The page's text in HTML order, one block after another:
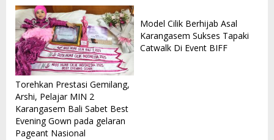
Torehkan Prestasi Gemilang,
Arshi, Pelajar MIN 2
Karangasem Bali Sabet Best
Evening Gown pada gelaran
Pageant Nasional
Model Cilik Berhijab Asal
Karangasem Sukses Tapaki
Catwalk Di Event BIFF